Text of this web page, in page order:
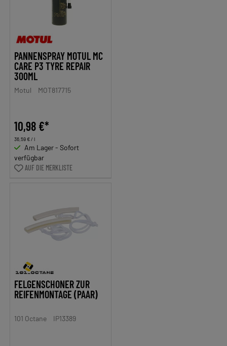
PANNENSPRAY MOTUL MC
CARE P3 TYRE REPAIR
300ML
Motul MOT817715
10,98 €*
36,59 € / l
Am Lager - Sofort
verfügbar
AUF DIE MERKLISTE
FELGENSCHONER ZUR
REIFENMONTAGE (PAAR)
101 Octane IP13389